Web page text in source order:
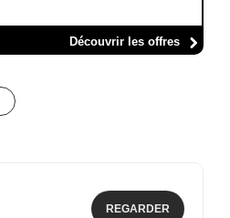
Découvrir les offres
REGARDER